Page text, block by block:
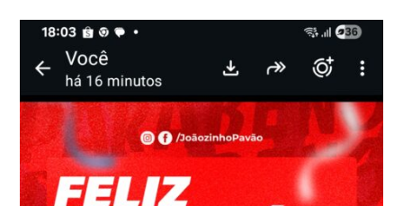
NO
BAIXADA
NO
CENTRO
DEBATES
SOBRE
DESENVOLVIMENTO*
APOIO